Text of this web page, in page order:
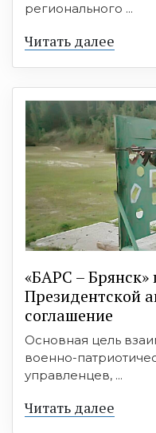
регионального ...
Читать далее
«БАРС –
Президентской
соглашение
Основная цель
военно-
управленцев, ...
Читать далее